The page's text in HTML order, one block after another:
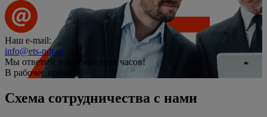
Наш e-mail:
info@ets-ndt.ru
Мы ответим в течение
трёх часов!
В рабочее время.
Схема сотрудничества с нами